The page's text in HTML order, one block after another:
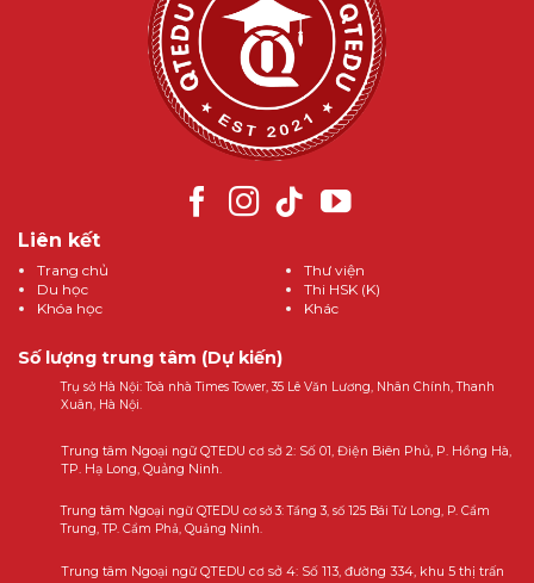
Liên kết
Trang chủ
Du học
Khóa học
Thư viện
Thi HSK (K)
Khác
Số lượng trung tâm (Dự kiến)
Trụ sở Hà Nội: Toà nhà Times Tower, 35 Lê Văn Lương, Nhân Chính, Thanh
Xuân, Hà Nội.
Trung tâm Ngoại ngữ QTEDU cơ sở 2: Số 01, Điện Biên Phủ, P. Hồng Hà,
TP. Hạ Long, Quảng Ninh.
Trung tâm Ngoại ngữ QTEDU cơ sở 3: Tầng 3, số 125 Bái Tử Long, P. Cẩm
Trung, TP. Cẩm Phả, Quảng Ninh.
Trung tâm Ngoại ngữ QTEDU cơ sở 4: Số 113, đường 334, khu 5 thị trấn